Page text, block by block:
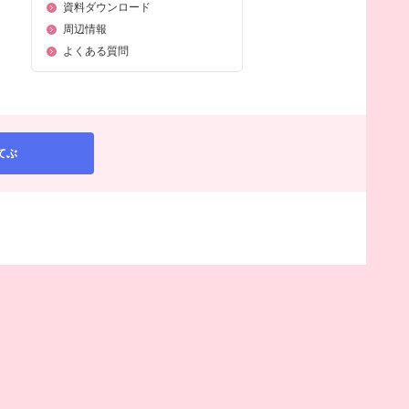
資料ダウンロード
周辺情報
よくある質問
ぶ